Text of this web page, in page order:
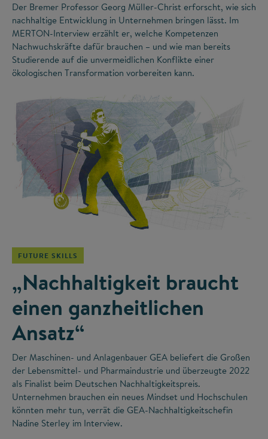
Der Bremer Professor Georg Müller-Christ erforscht, wie sich
nachhaltige Entwicklung in Unternehmen bringen lässt. Im
MERTON-Interview erzählt er, welche Kompetenzen
Nachwuchskräfte dafür brauchen – und wie man bereits
Studierende auf die unvermeidlichen Konflikte einer
ökologischen Transformation vorbereiten kann.
©
FUTURE SKILLS
„Nachhaltigkeit braucht
einen ganzheitlichen
Ansatz“
Der Maschinen- und Anlagenbauer GEA beliefert die Großen
der Lebensmittel- und Pharmaindustrie und überzeugte 2022
als Finalist beim Deutschen Nachhaltigkeitspreis.
Unternehmen brauchen ein neues Mindset und Hochschulen
könnten mehr tun, verrät die GEA-Nachhaltigkeitschefin
Nadine Sterley im Interview.